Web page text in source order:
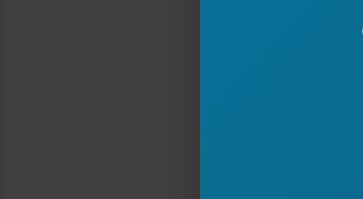
gjyqësore, së
për kritika. Të
Aspekti
Me
jeta e
Në trojet